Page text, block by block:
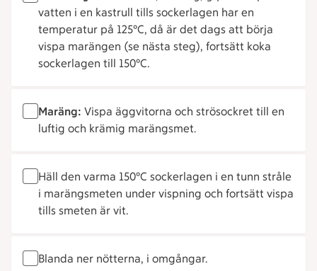
vatten i en kastrull tills sockerlagen har en
temperatur på 125°C, då är det dags att börja
vispa marängen (se nästa steg), fortsätt koka
sockerlagen till 150°C.
Maräng: Vispa äggvitorna och strösockret till en
luftig och krämig marängsmet.
Häll den varma 150°C sockerlagen i en tunn stråle
i marängsmeten under vispning och fortsätt vispa
tills smeten är vit.
Blanda ner nötterna, i omgångar.